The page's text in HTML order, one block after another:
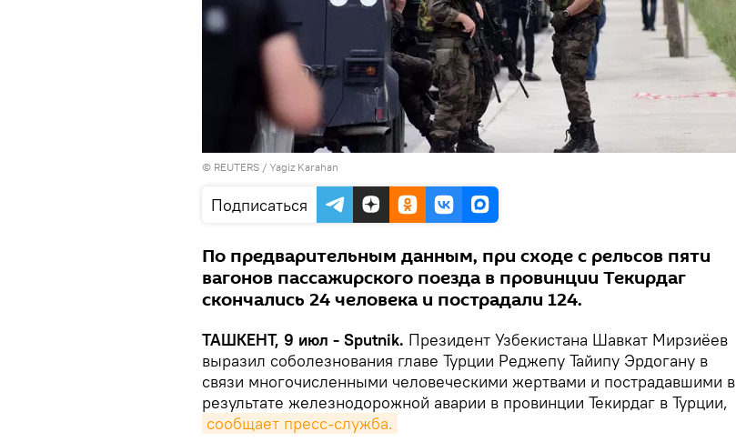
© REUTERS / Yagiz Karahan
Подписаться
По предварительным данным, при сходе с рельсов пяти
вагонов пассажирского поезда в провинции Текирдаг
скончались 24 человека и пострадали 124.
ТАШКЕНТ, 9 июл - Sputnik. Президент Узбекистана Шавкат Мирзиёев
выразил соболезнования главе Турции Реджепу Тайипу Эрдогану в
связи многочисленными человеческими жертвами и пострадавшими в
результате железнодорожной аварии в провинции Текирдаг в Турции,
сообщает пресс-служба.